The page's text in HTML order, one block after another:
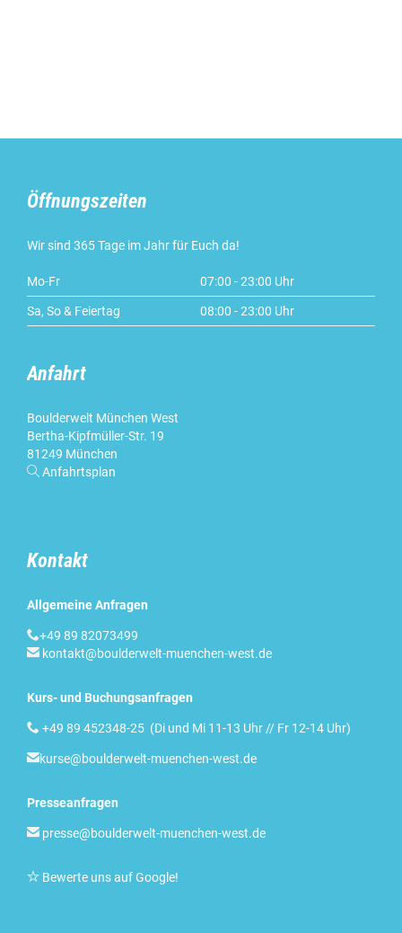
Öffnungszeiten
Wir sind 365 Tage im Jahr für Euch da!
Mo-Fr 07:00 - 23:00 Uhr
Sa, So & Feiertag 08:00 - 23:00 Uhr
Anfahrt
Boulderwelt München West
Bertha-Kipfmüller-Str. 19
81249 München
 Anfahrtsplan
Kontakt
Allgemeine Anfragen
+49 89 82073499
 kontakt@boulderwelt-muenchen-west.de
Kurs- und Buchungsanfragen
 +49 89 452348-25 (Di und Mi 11-13 Uhr // Fr 12-14 Uhr)
kurse@boulderwelt-muenchen-west.de
Presseanfragen
 presse@boulderwelt-muenchen-west.de
 Bewerte uns auf Google!